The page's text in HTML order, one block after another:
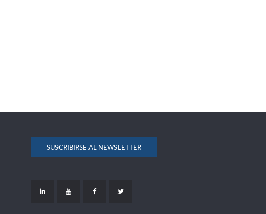
SUSCRIBIRSE AL NEWSLETTER